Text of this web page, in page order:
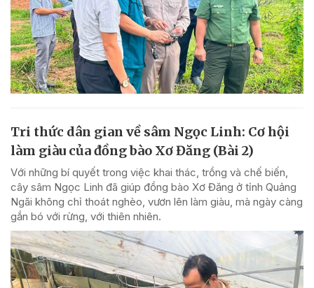
Tri thức dân gian về sâm Ngọc Linh: Cơ hội
làm giàu của đồng bào Xơ Đăng (Bài 2)
Với những bí quyết trong việc khai thác, trồng và chế biến,
cây sâm Ngọc Linh đã giúp đồng bào Xơ Đăng ở tỉnh Quảng
Ngãi không chỉ thoát nghèo, vươn lên làm giàu, mà ngày càng
gắn bó với rừng, với thiên nhiên.